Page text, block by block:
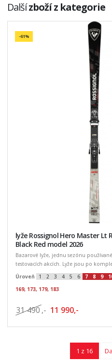
Dalšízboží z kategorie
-61%
lyže Rossignol Hero Master Lt
Black Red model 2026
Bazarové lyže, jednu sezónu
testovacích akcích. Lyže jsou po
Úroveň
1 2 3 4 5 6 7 8 9
169, 173, 179, 183
31 490 ,- 11 990,-
1 z 16